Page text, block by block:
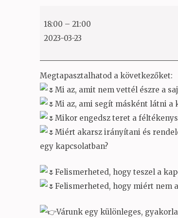
kör
kezdő
18:00 – 21:00
2023-03-23
Megtapasztalhatod a következőket:
Mi az, amit nem vettél észre a
Mi az, ami segít másként látni a
Mikor engedsz teret a
Miért akarsz irányítani és
egy kapcsolatban?
Felismerheted, hogy teszel a
Felismerheted, hogy miért nem
Várunk egy különleges,